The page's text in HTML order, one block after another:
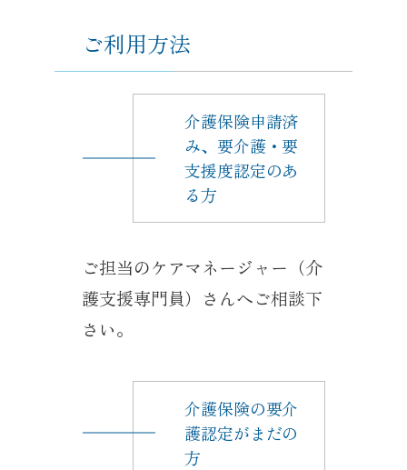
ご利用方法
介護保険申請済
み、要介護・要
支援度認定のあ
る方
ご担当のケアマネージャー（介
護支援専門員）さんへご相談下
さい。
介護保険の要介
護認定がまだの
方